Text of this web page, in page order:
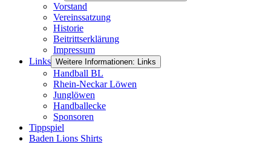
Vorstand
Vereinssatzung
Historie
Beitrittserklärung
Impressum
Links Weitere Informationen: Links
Handball BL
Rhein-Neckar Löwen
Junglöwen
Handballecke
Sponsoren
Tippspiel
Baden Lions Shirts